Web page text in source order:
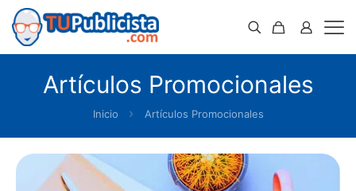
Artículos Promocionales
Inicio Artículos Promocionales